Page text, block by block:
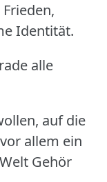
Identität.
alle
auf die
allem ein
Gehör